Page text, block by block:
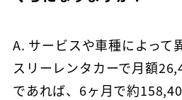
A. サービスや車種によって
スリーレンタカーで月額
であれば、6ヶ月で約